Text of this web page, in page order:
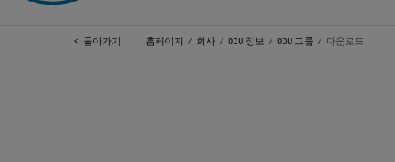
돌아가기 홈페이지 회사 ODU 정보 ODU 그룹 다운로드